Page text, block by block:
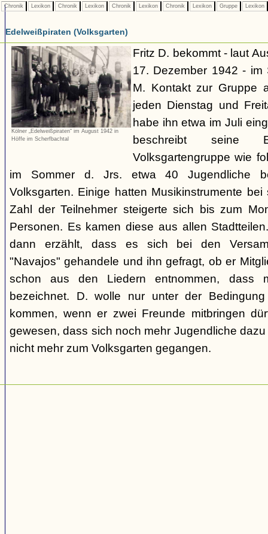
Chronik Lexikon Chronik Lexikon Chronik Lexikon Chronik Lexikon Gruppe Lexikon
Edelweißpiraten (Volksgarten)
Kölner „Edelweißpiraten“ im August 1942 in
Höffe im Scherfbachtal
Fritz D. bekommt - laut
17. Dezember 1942 - im
M. Kontakt zur Gruppe
jeden Dienstag und
habe ihn etwa im Juli
beschreibt seine
Volksgartengruppe wie
im Sommer d. Jrs. etwa 40 Jugendliche
Volksgarten. Einige hatten Musikinstrumente
Zahl der Teilnehmer steigerte sich bis zum
Personen. Es kamen diese aus allen
dann erzählt, dass es sich bei den
"Navajos" gehandele und ihn gefragt, ob er
schon aus den Liedern entnommen, dass
bezeichnet. D. wolle nur unter der
kommen, wenn er zwei Freunde mitbringen
gewesen, dass sich noch mehr Jugendliche
nicht mehr zum Volksgarten gegangen.